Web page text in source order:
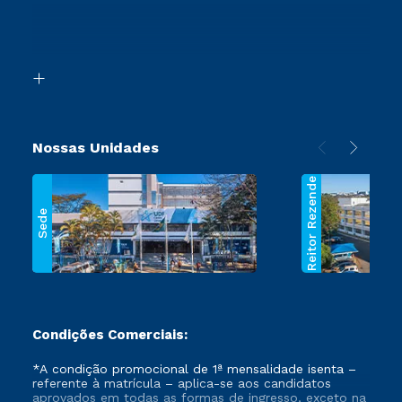
Segunda Graduação
Nossas Unidades
Sede Reitor Rezende
Condições Comerciais:
*A condição promocional de 1ª mensalidade isenta –
referente à matrícula – aplica-se aos candidatos
aprovados em todas as formas de ingresso, exceto na